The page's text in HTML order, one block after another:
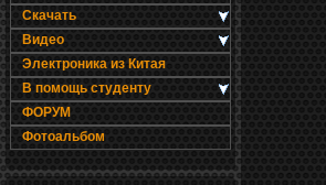
Скачать
Видео
Электроника из Китая
В помощь студенту
ФОРУМ
Фотоальбом